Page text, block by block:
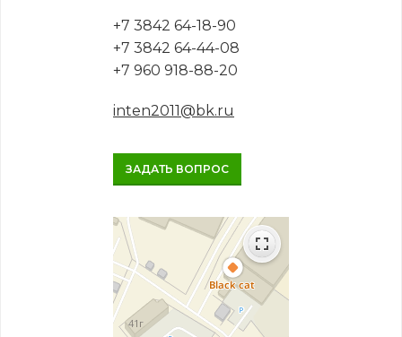
+7 3842 64-18-90
+7 3842 64-44-08
+7 960 918-88-20
inten2011@bk.ru
ЗАДАТЬ ВОПРОС